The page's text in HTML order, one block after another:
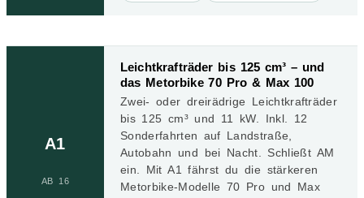
A1
AB 16
Leichtkrafträder bis 125 cm³ – und
das Metorbike 70 Pro & Max 100
Zwei- oder dreirädrige Leichtkrafträder
bis 125 cm³ und 11 kW. Inkl. 12
Sonderfahrten auf Landstraße,
Autobahn und bei Nacht. Schließt AM
ein. Mit A1 fährst du die stärkeren
Metorbike-Modelle 70 Pro und Max